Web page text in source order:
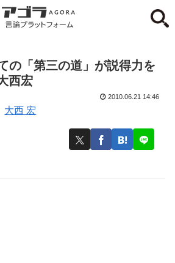
の「第三の道」が説得力を
西宏
大西 宏
2010.06.21 14:46